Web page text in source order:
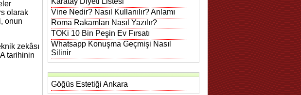
olarak
onun
zekâsı
tarihinin
Vine Nedir? Nasıl Kullanılır? Anlamı
Roma Rakamları Nasıl Yazılır?
TOKi 10 Bin Peşin Ev Fırsatı
Whatsapp Konuşma Geçmişi Nasıl
Silinir
Göğüs Estetiği Ankara